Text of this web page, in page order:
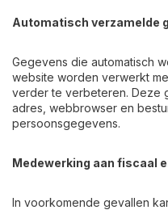
Automatisch verzamelde
Gegevens die automatisch
website worden verwerkt
verder te verbeteren. Deze
adres, webbrowser en
persoonsgegevens.
Medewerking aan fiscaal
In voorkomende gevallen